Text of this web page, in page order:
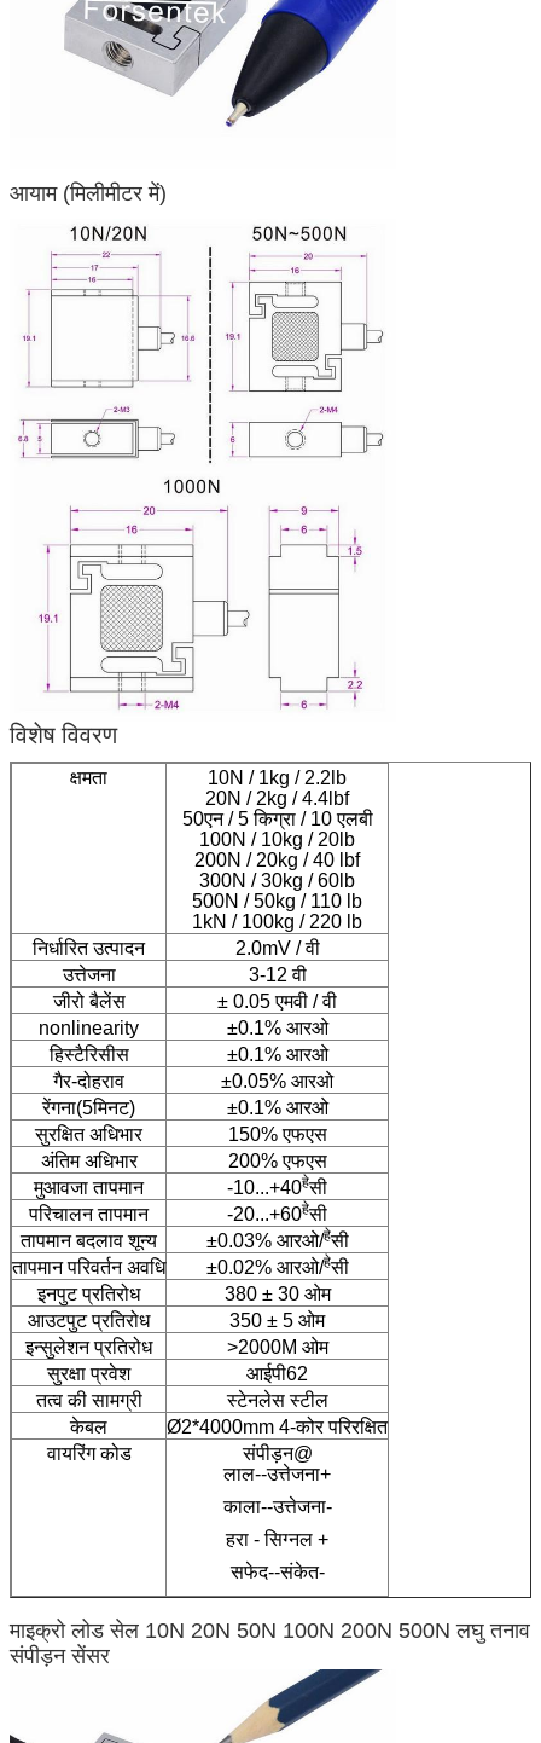
आयाम (मिलीमीटर में)
विशेष विवरण
क्षमता
10N / 1kg / 2.2lb
20N / 2kg / 4.4lbf
50एन / 5 किग्रा / 10 एलबी
100N / 10kg / 20lb
200N / 20kg / 40 lbf
300N / 30kg / 60lb
500N / 50kg / 110 lb
1kN / 100kg / 220 lb
निर्धारित उत्पादन
2.0mV / वी
उत्तेजना
3-12 वी
जीरो बैलेंस
± 0.05 एमवी / वी
nonlinearity
±0.1% आरओ
हिस्टैरिसीस
±0.1% आरओ
गैर-दोहराव
±0.05% आरओ
रेंगना(5मिनट)
±0.1% आरओ
सुरक्षित अधिभार
150% एफएस
अंतिम अधिभार
200% एफएस
मुआवजा तापमान
-10...+40हेसी
परिचालन तापमान
-20...+60हेसी
तापमान बदलाव शून्य
±0.03% आरओ/हेसी
तापमान परिवर्तन अवधि
±0.02% आरओ/हेसी
इनपुट प्रतिरोध
380 ± 30 ओम
आउटपुट प्रतिरोध
350 ± 5 ओम
इन्सुलेशन प्रतिरोध
>2000M ओम
सुरक्षा प्रवेश
आईपी62
तत्व की सामग्री
स्टेनलेस स्टील
केबल
Ø2*4000mm 4-कोर परिरक्षित
वायरिंग कोड
संपीड़न@
लाल--उत्तेजना+
काला--उत्तेजना-
हरा - सिग्नल +
सफेद--संकेत-
माइक्रो लोड सेल 10N 20N 50N 100N 200N 500N लघु तनाव
संपीड़न सेंसर